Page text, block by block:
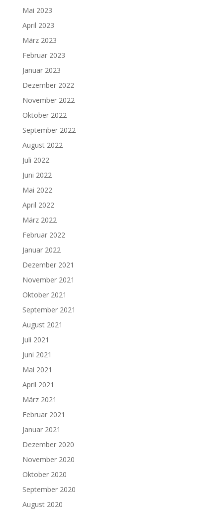
Mai 2023
April 2023
März 2023
Februar 2023
Januar 2023
Dezember 2022
November 2022
Oktober 2022
September 2022
August 2022
Juli 2022
Juni 2022
Mai 2022
April 2022
März 2022
Februar 2022
Januar 2022
Dezember 2021
November 2021
Oktober 2021
September 2021
August 2021
Juli 2021
Juni 2021
Mai 2021
April 2021
März 2021
Februar 2021
Januar 2021
Dezember 2020
November 2020
Oktober 2020
September 2020
August 2020